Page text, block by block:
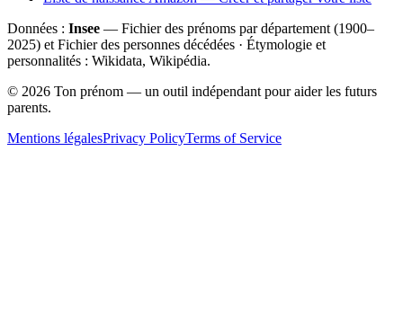
Données : Insee — Fichier des prénoms par département (1900–
2025) et Fichier des personnes décédées · Étymologie et
personnalités : Wikidata, Wikipédia.
© 2026 Ton prénom — un outil indépendant pour aider les futurs
parents.
Mentions légalesPrivacy PolicyTerms of Service